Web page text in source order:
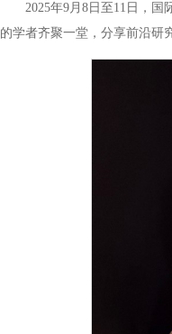
2025年9月8日至11日，国
的学者齐聚一堂，分享前沿研